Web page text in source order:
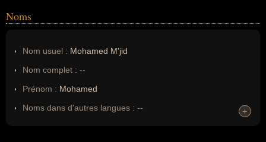
Noms
Nom usuel : Mohamed M'jid
Nom complet : --
Prénom : Mohamed
Noms dans d'autres langues : --
+
+